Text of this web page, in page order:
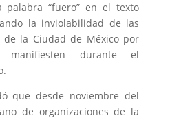
“fuero” en el texto
la inviolabilidad de las
la Ciudad de México por
durante el
que desde noviembre del
de organizaciones de la